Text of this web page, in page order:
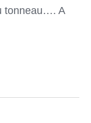
tonneau…. A